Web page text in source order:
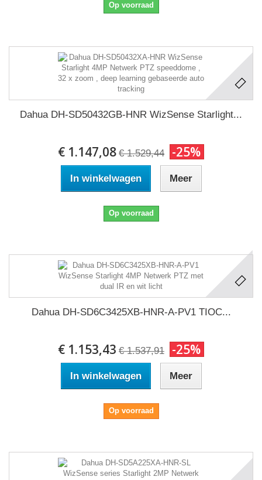
Op voorraad
Dahua DH-SD50432GB-HNR WizSense Starlight...
€ 1.147,08 € 1.529,44 -25%
In winkelwagen Meer
Op voorraad
Dahua DH-SD6C3425XB-HNR-A-PV1 TIOC...
€ 1.153,43 € 1.537,91 -25%
In winkelwagen Meer
Op voorraad